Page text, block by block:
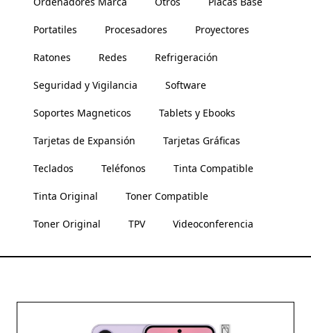
Portatiles Procesadores Proyectores
Ratones Redes Refrigeración
Seguridad y Vigilancia Software
Soportes Magneticos Tablets y Ebooks
Tarjetas de Expansión Tarjetas Gráficas
Teclados Teléfonos Tinta Compatible
Tinta Original Toner Compatible
Toner Original TPV Videoconferencia